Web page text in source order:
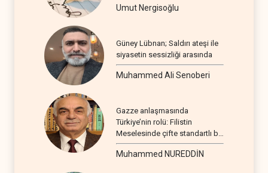
Umut Nergisoğlu
Güney Lübnan; Saldırı ateşi ile
siyasetin sessizliği arasında
Muhammed Ali Senoberi
Gazze anlaşmasında
Türkiye’nin rolü: Filistin
Meselesinde çifte standartlı bir
seyir
Muhammed NUREDDİN